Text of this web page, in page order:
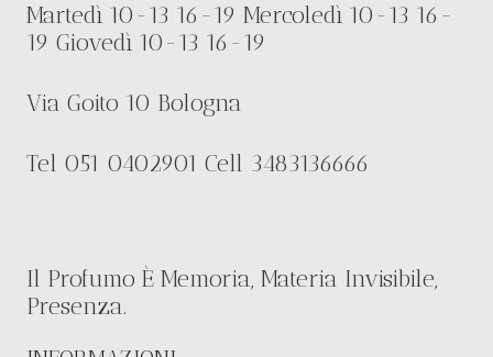
Martedì 10-13 16-19 Mercoledì 10-13 16-
19 Giovedì 10-13 16-19
Via Goito 10 Bologna
Tel 051 0402901 Cell 3483136666
Il Profumo È Memoria, Materia Invisibile,
Presenza.